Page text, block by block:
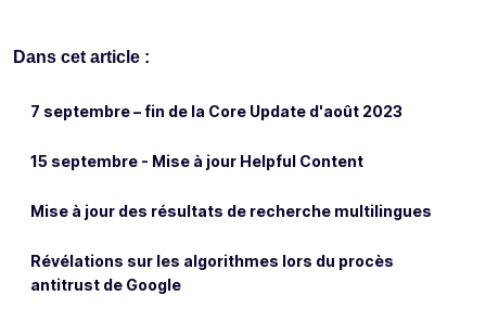
Dans cet article :
7 septembre – fin de la Core Update d'août 2023
15 septembre - Mise à jour Helpful Content
Mise à jour des résultats de recherche multilingues
Révélations sur les algorithmes lors du procès
antitrust de Google